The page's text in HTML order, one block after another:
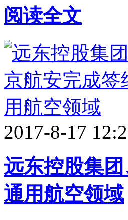
阅读全文
2017-8-17
远东控股集
通用航空领域